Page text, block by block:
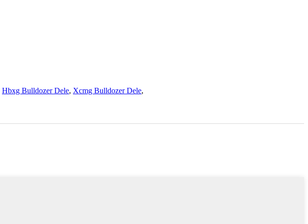
Hbxg Bulldozer Dele, Xcmg Bulldozer Dele,